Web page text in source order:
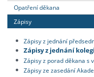
Opatření děkana
Zápisy
Zápisy z jednání
Zápisy z jednání
Zápisy z porad děkana s
Zápisy ze zasedání